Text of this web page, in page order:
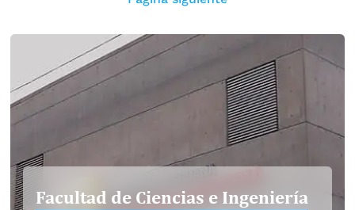
Facultad de Ciencias e Ingeniería